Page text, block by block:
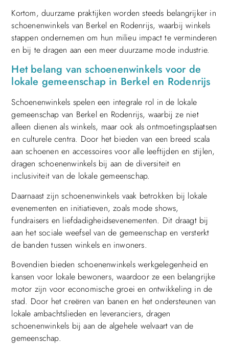
Kortom, duurzame praktijken worden steeds belangrijker in
schoenenwinkels van Berkel en Rodenrijs, waarbij winkels
stappen ondernemen om hun milieu impact te verminderen
en bij te dragen aan een meer duurzame mode industrie.
Het belang van schoenenwinkels voor de
lokale gemeenschap in Berkel en Rodenrijs
Schoenenwinkels spelen een integrale rol in de lokale
gemeenschap van Berkel en Rodenrijs, waarbij ze niet
alleen dienen als winkels, maar ook als ontmoetingsplaatsen
en culturele centra. Door het bieden van een breed scala
aan schoenen en accessoires voor alle leeftijden en stijlen,
dragen schoenenwinkels bij aan de diversiteit en
inclusiviteit van de lokale gemeenschap.
Daarnaast zijn schoenenwinkels vaak betrokken bij lokale
evenementen en initiatieven, zoals mode shows,
fundraisers en liefdadigheidsevenementen. Dit draagt bij
aan het sociale weefsel van de gemeenschap en versterkt
de banden tussen winkels en inwoners.
Bovendien bieden schoenenwinkels werkgelegenheid en
kansen voor lokale bewoners, waardoor ze een belangrijke
motor zijn voor economische groei en ontwikkeling in de
stad. Door het creëren van banen en het ondersteunen van
lokale ambachtslieden en leveranciers, dragen
schoenenwinkels bij aan de algehele welvaart van de
gemeenschap.